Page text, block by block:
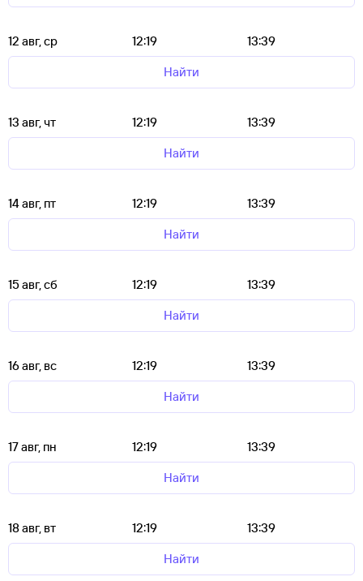
12 авг, ср 12:19
13:39
Найти
13 авг, чт 12:19
13:39
Найти
14 авг, пт 12:19
13:39
Найти
15 авг, сб 12:19
13:39
Найти
16 авг, вс 12:19
13:39
Найти
17 авг, пн 12:19
13:39
Найти
18 авг, вт 12:19
13:39
Найти